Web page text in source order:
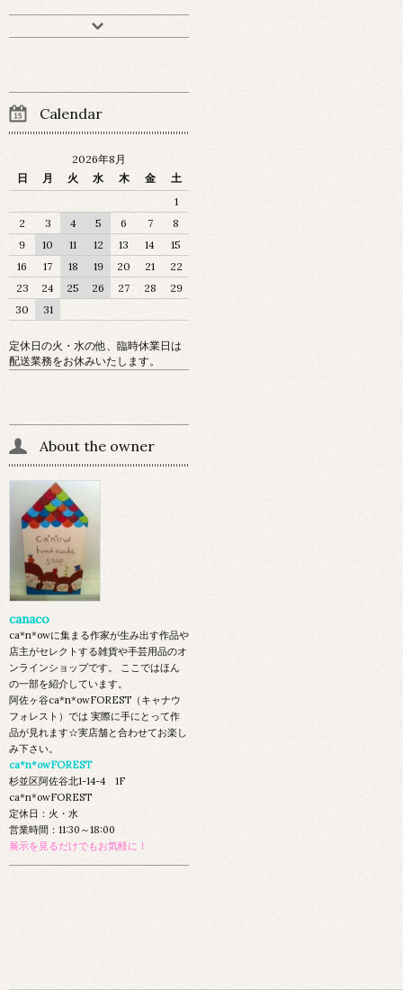
Calendar
2026年8月
日
月 火 水 木 金
土
1
2
3 4 5 6 7
8
9
10 11 12 13 14
15
16
17 18 19 20 21
22
23
24 25 26 27 28
29
30
31
定休日の火・水の他、臨時休業日は
配送業務をお休みいたします。
About the owner
canaco
ca*n*owに集まる作家が生み出す作品や
店主がセレクトする雑貨や手芸用品のオ
ンラインショップです。 ここではほん
の一部を紹介しています。
阿佐ヶ谷ca*n*owFOREST（キャナウ
フォレスト）では 実際に手にとって作
品が見れます☆実店舗と合わせてお楽し
み下さい。
ca*n*owFOREST
杉並区阿佐谷北1-14-4 1F
ca*n*owFOREST
定休日：火・水
営業時間：11:30～18:00
展示を見るだけでもお気軽に！